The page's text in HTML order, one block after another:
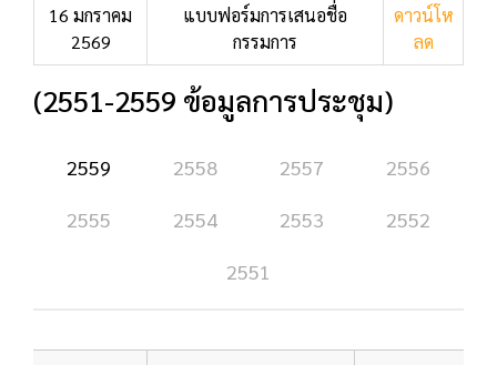
16 มกราคม
2569
แบบฟอร์มการเสนอชื่อ
กรรมการ
ดาวน์โห
ลด
(2551-2559 ข้อมูลการประชุม)
2559 2558 2557 2556
2555 2554 2553 2552
2551